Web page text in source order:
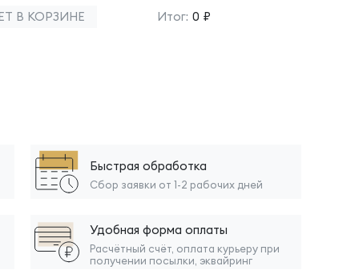
В КОРЗИНЕ Итог: 0 ₽
Быстрая обработка
Сбор заявки от 1-2 рабочих дней
Удобная форма оплаты
Расчётный счёт, оплата курьеру при
получении посылки, эквайринг